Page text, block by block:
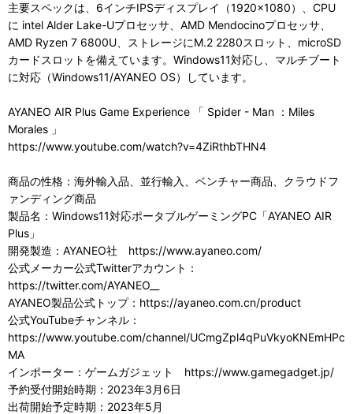
主要スペックは、6インチIPSディスプレイ（1920×1080）、CPU
に intel Alder Lake-Uプロセッサ、AMD Mendocinoプロセッサ、
AMD Ryzen 7 6800U、ストレージにM.2 2280スロット、microSD
カードスロットを備えています。Windows11対応し、マルチブート
に対応（Windows11/AYANEO OS）しています。
AYANEO AIR Plus Game Experience 「 Spider - Man ：Miles
Morales 」
https://www.youtube.com/watch?v=4ZiRthbTHN4
商品の性格：海外輸入品、並行輸入、ベンチャー商品、クラウドフ
ァンディング商品
製品名：Windows11対応ポータブルゲーミングPC「AYANEO AIR
Plus」
開発製造：AYANEO社 https://www.ayaneo.com/
公式メーカー公式Twitterアカウント：
https://twitter.com/AYANEO__
AYANEO製品公式トップ：https://ayaneo.com.cn/product
公式YouTubeチャンネル：
https://www.youtube.com/channel/UCmgZpl4qPuVkyoKNEmHPc
MA
インポーター：ゲームガジェット https://www.gamegadget.jp/
予約受付開始時期：2023年3月6日
出荷開始予定時期：2023年5月